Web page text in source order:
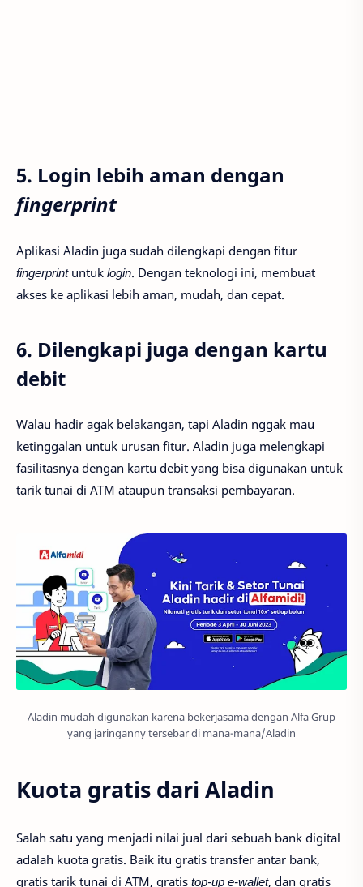
5. Login lebih aman dengan
fingerprint
Aplikasi Aladin juga sudah dilengkapi dengan fitur
fingerprintuntuk login. Dengan teknologi ini, membuat
akses ke aplikasi lebih aman, mudah, dan cepat.
6. Dilengkapi juga dengan kartu
debit
Walau hadir agak belakangan, tapi Aladin nggak mau
ketinggalan untuk urusan fitur. Aladin juga melengkapi
fasilitasnya dengan kartu debit yang bisa digunakan untuk
tarik tunai di ATM ataupun transaksi pembayaran.
Aladin mudah digunakan karena bekerjasama dengan Alfa Grup
yang jaringanny tersebar di mana-mana/Aladin
Kuota gratis dari Aladin
Salah satu yang menjadi nilai jual dari sebuah bank digital
adalah kuota gratis. Baik itu gratis transfer antar bank,
gratis tarik tunai di ATM, gratis top-up e-wallet, dan gratis